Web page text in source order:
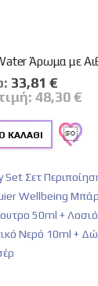
Άρωμα με
Ειδική
Τιμή
33,81 €
48,30 €
ΚΑΛΆΘΙ